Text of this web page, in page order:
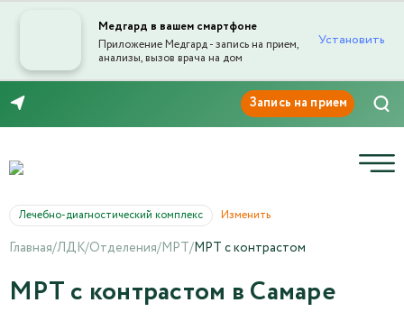
Медгард в вашем смартфоне
Приложение Медгард - запись на прием,
анализы, вызов врача на дом
Установить
Лечебно-диагностический комплекс Изменить
Главная/ЛДК/Отделения/МРТ/МРТ с контрастом
МРТ с контрастом в Самаре